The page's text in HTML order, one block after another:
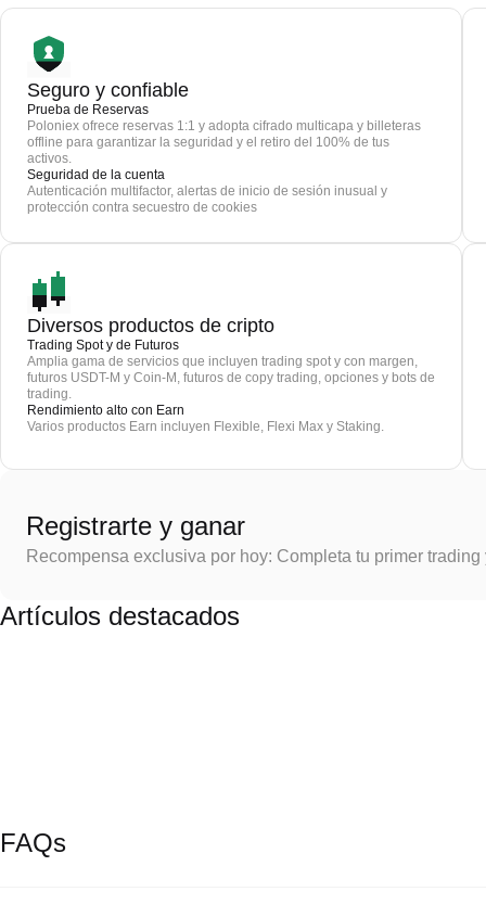
Seguro y confiable
Prueba de Reservas
Poloniex ofrece reservas 1:1 y adopta cifrado multicapa y billeteras
offline para garantizar la seguridad y el retiro del 100% de tus
activos.
Seguridad de la cuenta
Autenticación multifactor, alertas de inicio de sesión inusual y
protección contra secuestro de cookies
Diversos productos de cripto
Trading Spot y de Futuros
Amplia gama de servicios que incluyen trading spot y con margen,
futuros USDT-M y Coin-M, futuros de copy trading, opciones y bots de
trading.
Rendimiento alto con Earn
Varios productos Earn incluyen Flexible, Flexi Max y Staking.
Registrarte y ganar
Recompensa exclusiva por hoy: Completa tu primer
Artículos destacados
FAQs